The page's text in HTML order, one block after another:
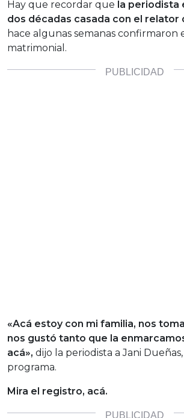
Hay que recordar que la periodista
dos décadas casada con el relator
hace algunas semanas confirmaron
matrimonial.
«Acá estoy con mi familia, nos
nos gustó tanto que la
acá», dijo la periodista a Jani
programa.
Mira el registro, acá.